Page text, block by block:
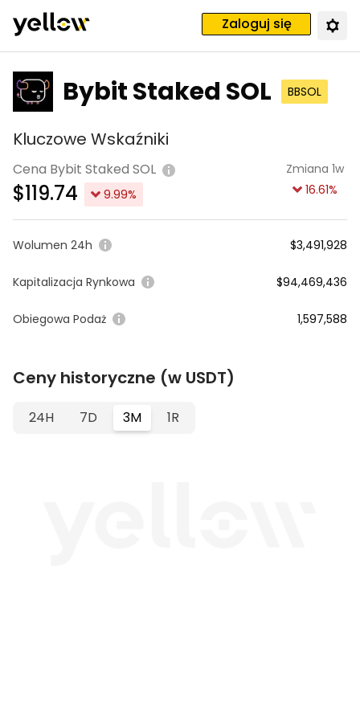
Zaloguj się
Bybit Staked SOL BBSOL
Kluczowe Wskaźniki
Cena Bybit Staked SOL
$119.74 9.99%
Zmiana 1w
16.61%
Wolumen 24h $3,491,928
Kapitalizacja Rynkowa $94,469,436
Obiegowa Podaż 1,597,588
Ceny historyczne (w USDT)
24H 7D 3M 1R